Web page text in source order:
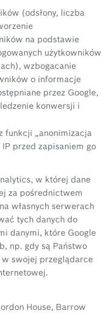
(odsłony, liczba
na podstawie
użytkowników
wzbogacanie
o informacje
przez Google,
konwersji i
funkcji „anonimizacja
przed zapisaniem go
w której dane
za pośrednictwem
własnych serwerach
tych danych do
danymi, które Google
np. gdy są Państwo
swojej przeglądarce
House, Barrow